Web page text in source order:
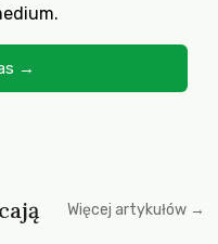
→
Więcej artykułów →